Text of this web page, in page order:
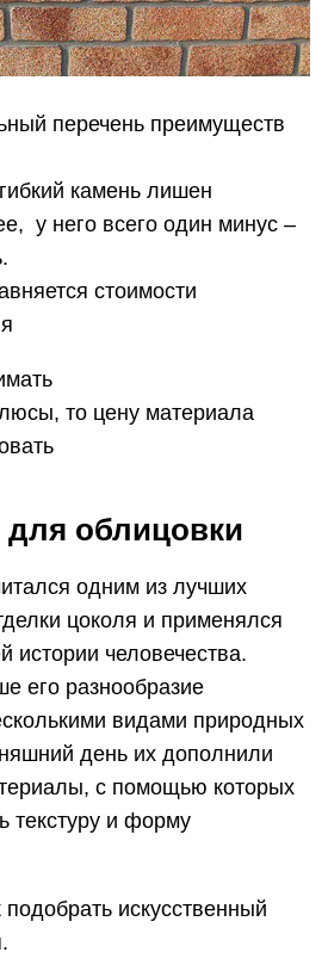
перечень преимуществ
камень лишен
у него всего один минус –
стоимости
то цену материала
облицовки
одним из лучших
цоколя и применялся
истории человечества.
его разнообразие
видами природных
день их дополнили
с помощью которых
текстуру и форму
искусственный